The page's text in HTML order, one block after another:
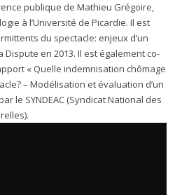
publique de Mathieu Grégoire,
à l’Université de Picardie. Il est
du spectacle: enjeux d’un
Dispute en 2013. Il est également co-
« Quelle indemnisation chômage
– Modélisation et évaluation d’un
le SYNDEAC (Syndicat National des